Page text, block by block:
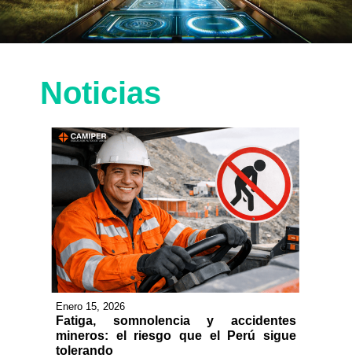
Noticias
Enero 15, 2026
Fatiga, somnolencia y accidentes
mineros: el riesgo que el Perú sigue
tolerando